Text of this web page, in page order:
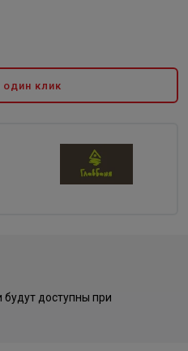
один клик
доступны при